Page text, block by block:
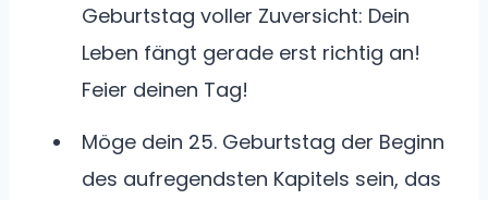
Geburtstag voller Zuversicht: Dein
Leben fängt gerade erst richtig an!
Feier deinen Tag!
Möge dein 25. Geburtstag der Beginn
des aufregendsten Kapitels sein, das